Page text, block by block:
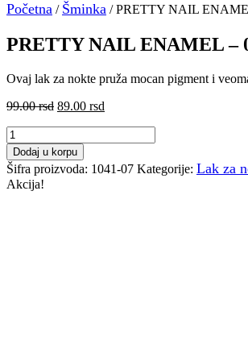
Početna / Šminka / PRETTY NAIL
PRETTY NAIL ENAMEL –
Ovaj lak za nokte pruža mocan pigment i
99.00rsd Originalna
bila:
99.00 rsd.
89.00 rsd
PRETTY
NAIL
ENAMEL
-
07
Dodaj u korpu
Šifra proizvoda: 1041-07 Kategorije: Lak za
Akcija!